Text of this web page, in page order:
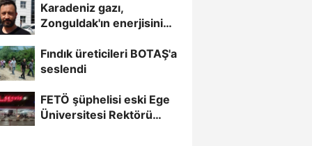
Karadeniz gazı,
Zonguldak'ın enerjisini
Fındık üreticileri BOTAŞ'a
seslendi
FETÖ şüphelisi eski Ege
Üniversitesi Rektörü